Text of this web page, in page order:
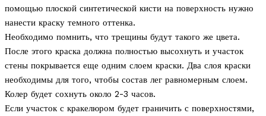
помощью плоской синтетической кисти на поверхность нужно
нанести краску темного оттенка.
Необходимо помнить, что трещины будут такого же цвета.
После этого краска должна полностью высохнуть и участок
стены покрывается еще одним слоем краски. Два слоя краски
необходимы для того, чтобы состав лег равномерным слоем.
Колер будет сохнуть около 2-3 часов.
Если участок с кракелюром будет граничить с поверхностями,